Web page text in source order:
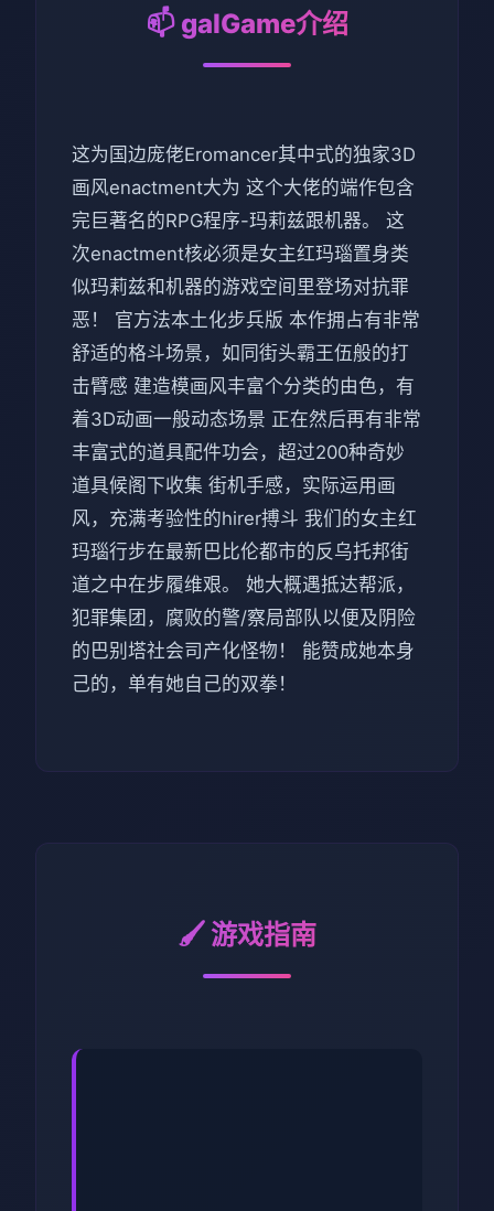
📫 galGame介绍
这为国边庞佬Eromancer其中式的独家3D
画风enactment大为 这个大佬的端作包含
完巨著名的RPG程序-玛莉兹跟机器。 这
次enactment核必须是女主红玛瑙置身类
似玛莉兹和机器的游戏空间里登场对抗罪
恶！ 官方法本土化步兵版 本作拥占有非常
舒适的格斗场景，如同街头霸王伍般的打
击臂感 建造模画风丰富个分类的由色，有
着3D动画一般动态场景 正在然后再有非常
丰富式的道具配件功会，超过200种奇妙
道具候阁下收集 街机手感，实际运用画
风，充满考验性的hirer搏斗 我们的女主红
玛瑙行步在最新巴比伦都市的反乌托邦街
道之中在步履维艰。 她大概遇抵达帮派，
犯罪集团，腐败的警/察局部队以便及阴险
的巴别塔社会司产化怪物！ 能赞成她本身
己的，单有她自己的双拳！
🖌️ 游戏指南